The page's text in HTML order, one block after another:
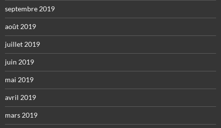
septembre 2019
août 2019
juillet 2019
juin 2019
mai 2019
avril 2019
mars 2019